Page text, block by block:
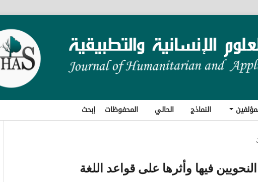
النماذج الحالي المحفوظات إبحث
فيها وأثرها على قواعد اللغة